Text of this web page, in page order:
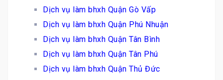
Dịch vụ làm bhxh Quận Gò Vấp
Dịch vụ làm bhxh Quận Phú Nhuận
Dịch vụ làm bhxh Quận Tân Bình
Dịch vụ làm bhxh Quận Tân Phú
Dịch vụ làm bhxh Quận Thủ Đức